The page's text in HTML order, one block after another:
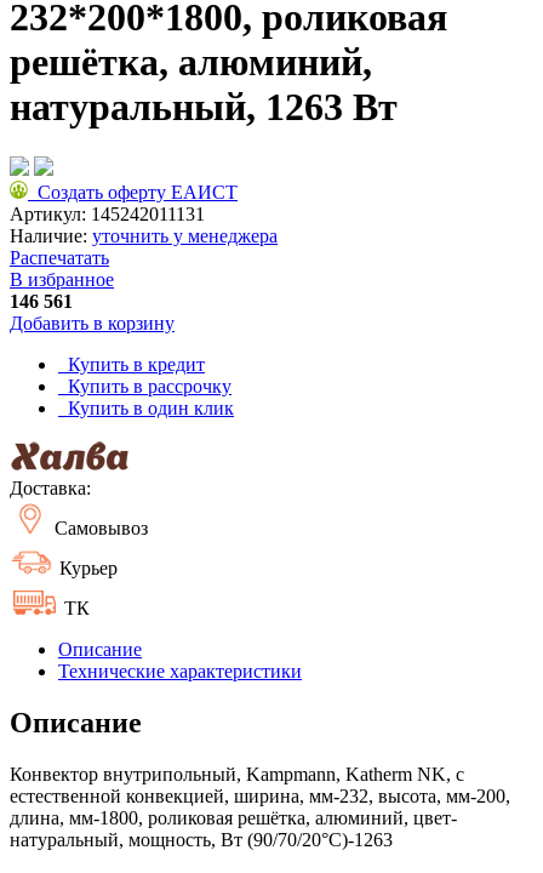
232*200*1800, роликовая
решётка, алюминий,
натуральный, 1263 Вт
Создать оферту ЕАИСТ
Артикул: 145242011131
Наличие: уточнить у менеджера
Распечатать
В избранное
146 561
Добавить в корзину
Купить в кредит
Купить в рассрочку
Купить в один клик
Доставка:
Самовывоз
Курьер
ТК
Описание
Технические характеристики
Описание
Конвектор внутрипольный, Kampmann, Katherm NK, с
естественной конвекцией, ширина, мм-232, высота, мм-200,
длина, мм-1800, роликовая решётка, алюминий, цвет-
натуральный, мощность, Вт (90/70/20°C)-1263